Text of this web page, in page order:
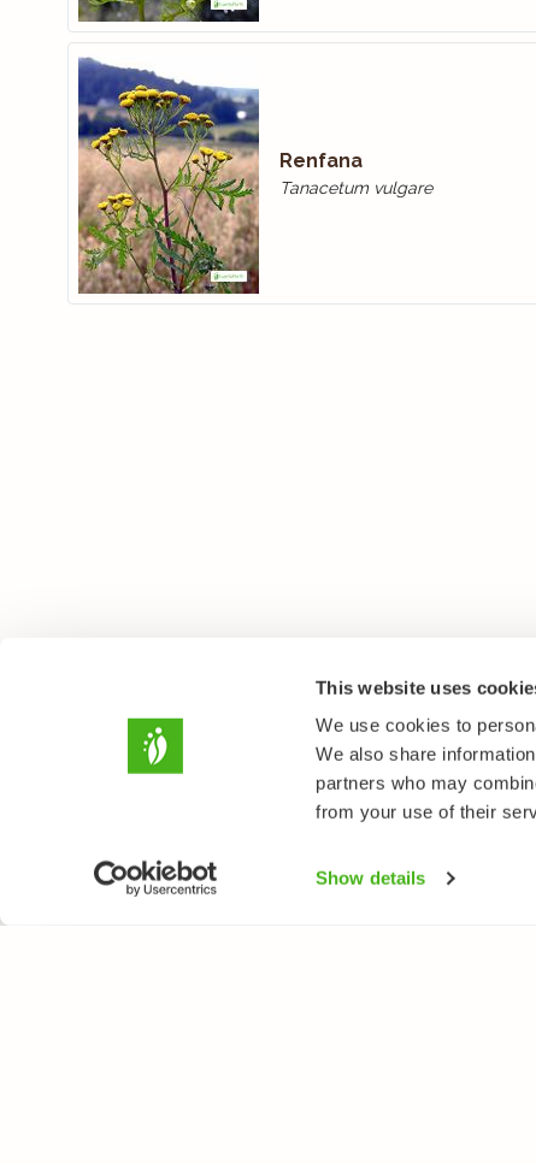
This website uses
We use cookies to
We also share
partners who may
from your use of their
Show details
Renfana
Tanacetum vulgare